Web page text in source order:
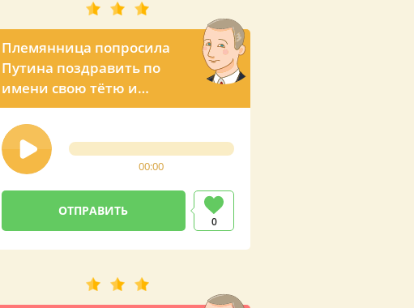
Племянница попросила
Путина поздравить по
имени свою тётю и
позвонить ей на День
рожденья по телефону
00:00
0